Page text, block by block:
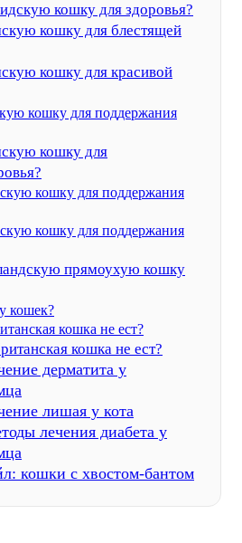
кошку для здоровья?
кошку для блестящей
кошку для красивой
кошку для поддержания
кошку для
кошку для поддержания
кошку для поддержания
прямоухую кошку
кошек?
кошка не ест?
кошка не ест?
дерматита у
лишая у кота
лечения диабета у
кошки с хвостом-бантом